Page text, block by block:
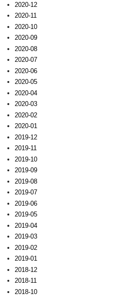
2020-12
2020-11
2020-10
2020-09
2020-08
2020-07
2020-06
2020-05
2020-04
2020-03
2020-02
2020-01
2019-12
2019-11
2019-10
2019-09
2019-08
2019-07
2019-06
2019-05
2019-04
2019-03
2019-02
2019-01
2018-12
2018-11
2018-10